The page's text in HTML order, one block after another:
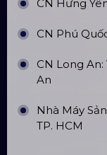
ĐỊA CHỈ VĂN
Trụ sở: 184/
Quận Bình
CN Hà Nội:
quận Đông